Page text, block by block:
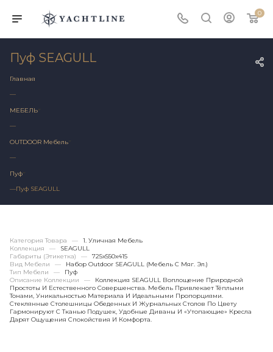
0
Пуф SEAGULL
Главная
—
МЕБЕЛЬ
—
OUTDOOR Мебель
—
Пуф
—Пуф SEAGULL
Категория Товара —
1. Уличная Мебель
Коллекция
—
SEAGULL
Габариты (этикетка)
—
725х550x415
Вид Мебели
—
Набор Outdoor SEAGULL (мебель С Мяг. Эл.)
Тип Мебели
—
Пуф
Описание Коллекции
—
Коллекция SEAGULL Воплощение Природной
Простоты И Естественного Совершенства. Мебель Привлекает Тёплыми
Тонами, Уникальностью Материала И Идеальными Пропорциями.
Стеклянные Столешницы Обеденных И Журнальных Столов По Цвету
Гармонируют С Тканью Подушек, Удобные Диваны И «утопающие» Кресла
Дарят Ощущения Спокойствия И Комфорта.